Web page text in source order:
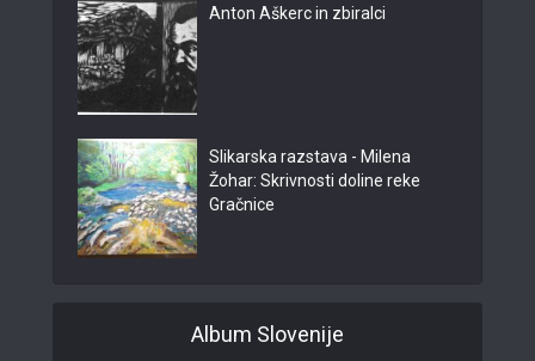
Anton Aškerc in zbiralci
Slikarska razstava - Milena
Žohar: Skrivnosti doline reke
Gračnice
Album Slovenije